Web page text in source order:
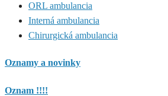
ORL ambulancia
Interná ambulancia
Chirurgická ambulancia
Oznamy a novinky
Oznam !!!!